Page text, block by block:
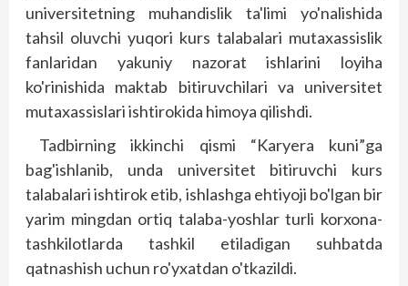
universitetning muhandislik ta'limi yo'nalishida
tahsil oluvchi yuqori kurs talabalari mutaxassislik
fanlaridan yakuniy nazorat ishlarini loyiha
ko'rinishida maktab bitiruvchilari va universitet
mutaxassislari ishtirokida himoya qilishdi.
Tadbirning ikkinchi qismi “Karyera kuni”ga
bag'ishlanib, unda universitet bitiruvchi kurs
talabalari ishtirok etib, ishlashga ehtiyoji bo'lgan bir
yarim mingdan ortiq talaba-yoshlar turli korxona-
tashkilotlarda tashkil etiladigan suhbatda
qatnashish uchun ro'yxatdan o'tkazildi.